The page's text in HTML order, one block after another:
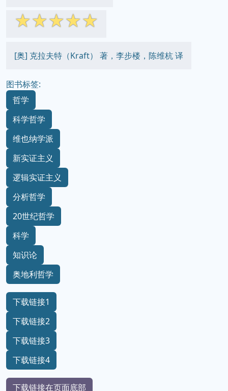
☆☆☆☆☆
[奥] 克拉夫特（Kraft） 著，李步楼，陈维杭 译
图书标签:
哲学
科学哲学
维也纳学派
新实证主义
逻辑实证主义
分析哲学
20世纪哲学
科学
知识论
奥地利哲学
下载链接1
下载链接2
下载链接3
下载链接4
下载链接在页面底部